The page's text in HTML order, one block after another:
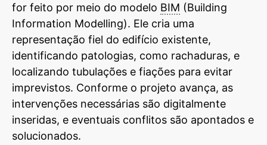
for feito por meio do modelo BIM (Building
Information Modelling). Ele cria uma
representação fiel do edifício existente,
identificando patologias, como rachaduras, e
localizando tubulações e fiações para evitar
imprevistos. Conforme o projeto avança, as
intervenções necessárias são digitalmente
inseridas, e eventuais conflitos são apontados e
solucionados.